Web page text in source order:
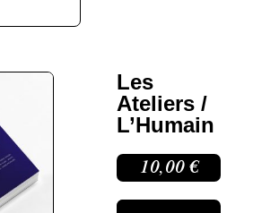
Les
Ateliers /
L’Humain
10,00 €